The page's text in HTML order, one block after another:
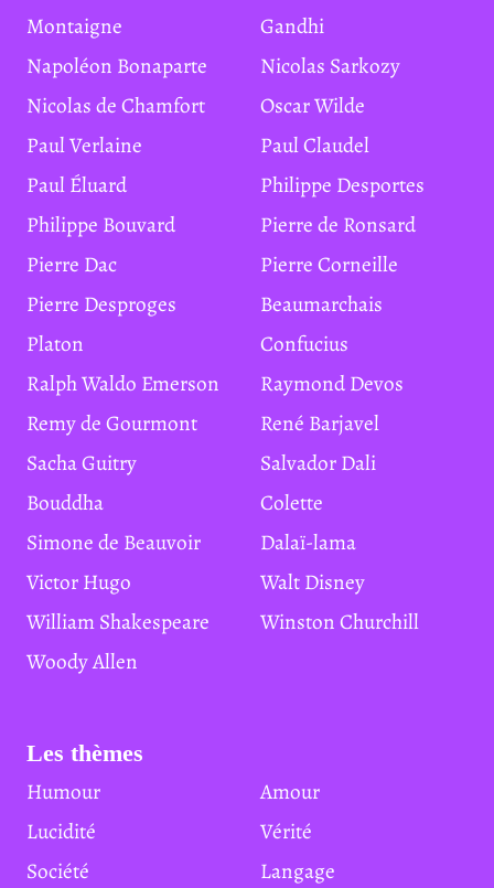
Montaigne
Gandhi
Napoléon Bonaparte
Nicolas Sarkozy
Nicolas de Chamfort
Oscar Wilde
Paul Verlaine
Paul Claudel
Paul Éluard
Philippe Desportes
Philippe Bouvard
Pierre de Ronsard
Pierre Dac
Pierre Corneille
Pierre Desproges
Beaumarchais
Platon
Confucius
Ralph Waldo Emerson
Raymond Devos
Remy de Gourmont
René Barjavel
Sacha Guitry
Salvador Dali
Bouddha
Colette
Simone de Beauvoir
Dalaï-lama
Victor Hugo
Walt Disney
William Shakespeare
Winston Churchill
Woody Allen
Les thèmes
Humour
Amour
Lucidité
Vérité
Société
Langage